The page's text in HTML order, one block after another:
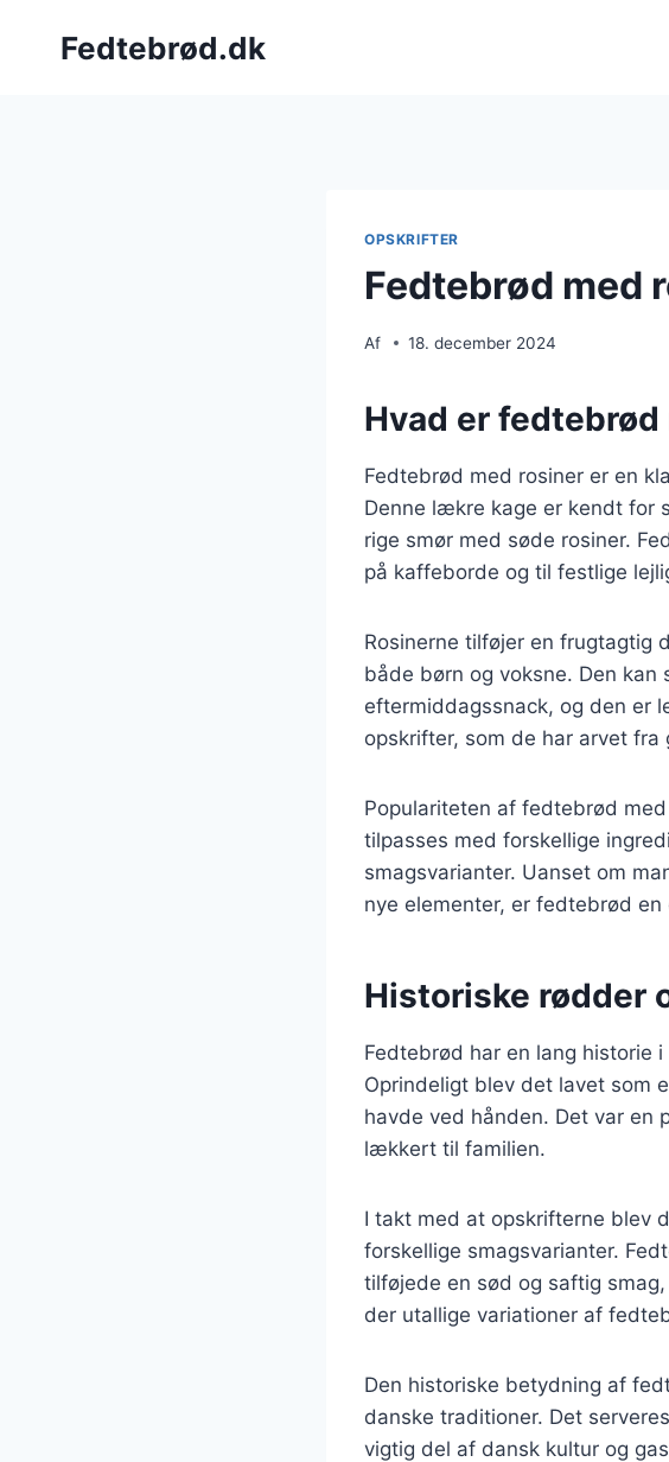
Fedtebrød.dk
OPSKRIFTER
Fedtebrød med
Af 18. december 2024
Hvad er
Fedtebrød med rosiner er en
Denne lækre kage er kendt for
rige smør med søde rosiner.
på kaffeborde og til festlige
Rosinerne tilføjer en frugtagtig
både børn og voksne. Den
eftermiddagssnack, og den er
opskrifter, som de har arvet fra
Populariteten af fedtebrød
tilpasses med forskellige
smagsvarianter. Uanset om
nye elementer, er fedtebrød
Historiske rødder
Fedtebrød har en lang historie
Oprindeligt blev det lavet som
havde ved hånden. Det var en
lækkert til familien.
I takt med at opskrifterne blev
forskellige smagsvarianter.
tilføjede en sød og saftig
der utallige variationer af
Den historiske betydning af
danske traditioner. Det
vigtig del af dansk kultur og